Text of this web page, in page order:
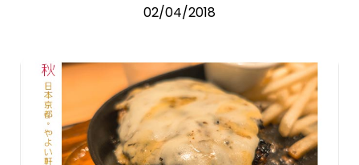
02/04/2018